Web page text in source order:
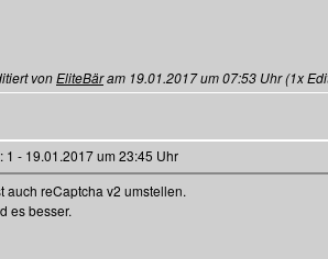
vonEliteBäram 19.01.2017 um 07:53 Uhr (1x
1 - 19.01.2017 um 23:45 Uhr
auch reCaptcha v2 umstellen.
es besser.